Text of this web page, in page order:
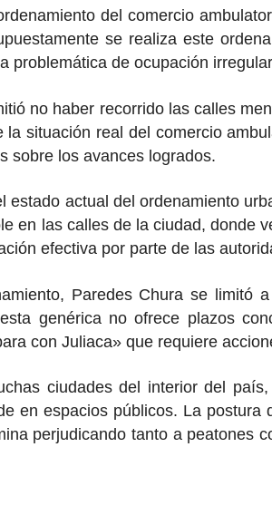
del comercio
se realiza este
problemática de ocupación
no haber recorrido las calles
situación real del comercio
sobre los avances logrados.
actual del ordenamiento
en las calles de la ciudad, donde
efectiva por parte de las
Paredes Chura se limitó
genérica no ofrece plazos
con Juliaca» que requiere
ciudades del interior del
en espacios públicos. La
perjudicando tanto a peatones